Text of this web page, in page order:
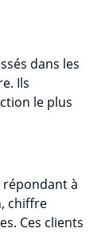
dans les
Ils
le plus
répondant à
chiffre
Ces clients